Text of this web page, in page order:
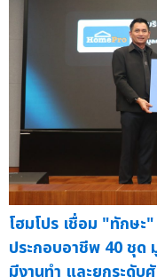
โฮมโปร เชื่อม "ทักษ
ประกอบอาชีพ 40 ชุด
มีงานทำ และยกระดับ